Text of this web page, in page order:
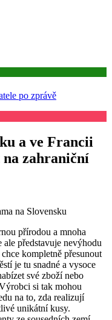
po zprávě
a ve Francii
na zahraniční
na Slovensku
přírodou a mnoha
představuje nevýhodu
kompletně přesunout
je tu snadné a vysoce
své zboží nebo
si tak mohou
na to, zda realizují
unikátní kusy.